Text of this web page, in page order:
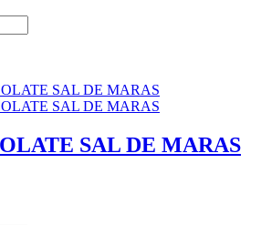
SAL DE MARAS